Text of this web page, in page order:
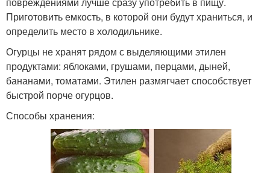
Приготовить емкость, в которой они будут храниться, и
определить место в холодильнике.
Огурцы не хранят рядом с выделяющими этилен
продуктами: яблоками, грушами, перцами, дыней,
бананами, томатами. Этилен размягчает способствует
быстрой порче огурцов.
Способы хранения: